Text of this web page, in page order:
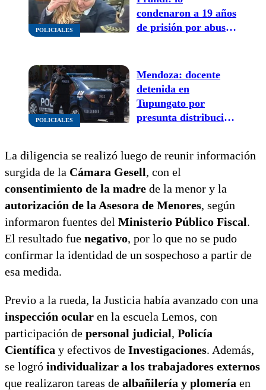
POLICIALES
condenaron a 19 años
de prisión por abuso
POLICIALES
Mendoza: docente
detenida en
Tupungato por
presunta distribución
La diligencia se realizó luego de reunir información
surgida de la Cámara Gesell, con el
consentimiento de la madre de la menor y la
autorización de la Asesora de Menores, según
informaron fuentes del Ministerio Público Fiscal.
El resultado fue negativo, por lo que no se pudo
confirmar la identidad de un sospechoso a partir de
esa medida.
Previo a la rueda, la Justicia había avanzado con una
inspección ocular en la escuela Lemos, con
participación de personal judicial, Policía
Científica y efectivos de Investigaciones. Además,
se logró individualizar a los trabajadores externos
que realizaron tareas de albañilería y plomería en